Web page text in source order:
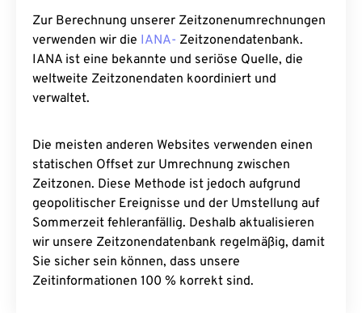
Zur Berechnung unserer Zeitzonenumrechnungen
verwenden wir die IANA- Zeitzonendatenbank.
IANA ist eine bekannte und seriöse Quelle, die
weltweite Zeitzonendaten koordiniert und
verwaltet.
Die meisten anderen Websites verwenden einen
statischen Offset zur Umrechnung zwischen
Zeitzonen. Diese Methode ist jedoch aufgrund
geopolitischer Ereignisse und der Umstellung auf
Sommerzeit fehleranfällig. Deshalb aktualisieren
wir unsere Zeitzonendatenbank regelmäßig, damit
Sie sicher sein können, dass unsere
Zeitinformationen 100 % korrekt sind.